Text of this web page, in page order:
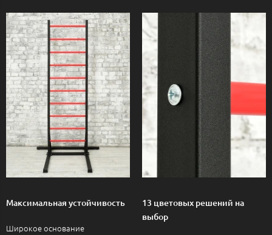
Максимальная устойчивость
Широкое основание
13 цветовых решений на
выбор